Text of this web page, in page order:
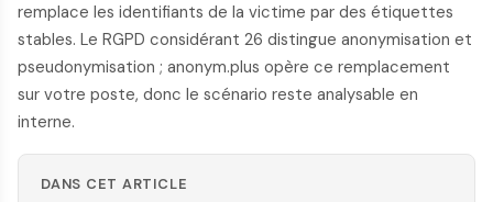
remplace les identifiants de la victime par des étiquettes
stables. Le RGPD considérant 26 distingue anonymisation et
pseudonymisation ; anonym.plus opère ce remplacement
sur votre poste, donc le scénario reste analysable en
interne.
DANS CET ARTICLE